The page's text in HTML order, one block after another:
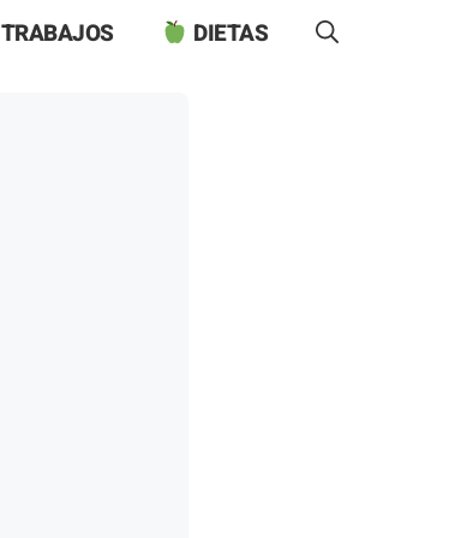
TRABAJOS DIETAS